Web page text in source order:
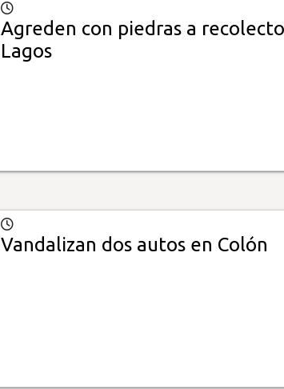
Agreden con piedras a
Lagos
Vandalizan dos autos en Colón